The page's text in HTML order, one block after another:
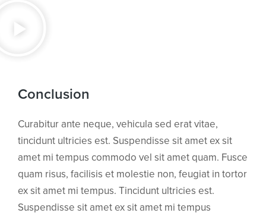
Conclusion
Curabitur ante neque, vehicula sed erat vitae,
tincidunt ultricies est. Suspendisse sit amet ex sit
amet mi tempus commodo vel sit amet quam. Fusce
quam risus, facilisis et molestie non, feugiat in tortor
ex sit amet mi tempus. Tincidunt ultricies est.
Suspendisse sit amet ex sit amet mi tempus